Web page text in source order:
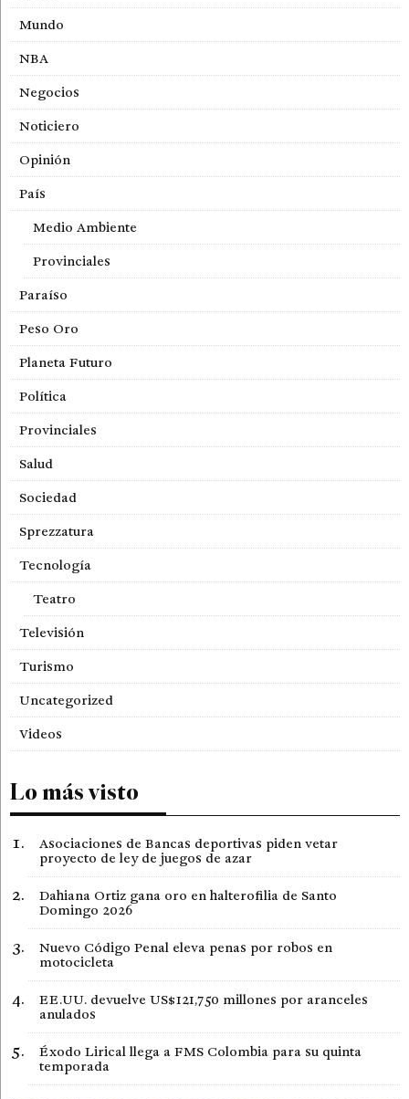
Mundo
NBA
Negocios
Noticiero
Opinión
País
Medio Ambiente
Provinciales
Paraíso
Peso Oro
Planeta Futuro
Política
Provinciales
Salud
Sociedad
Sprezzatura
Tecnología
Teatro
Televisión
Turismo
Uncategorized
Videos
Lo más visto
Asociaciones de Bancas deportivas piden vetar
proyecto de ley de juegos de azar
Dahiana Ortiz gana oro en halterofilia de Santo
Domingo 2026
Nuevo Código Penal eleva penas por robos en
motocicleta
EE.UU. devuelve US$121,750 millones por aranceles
anulados
Éxodo Lirical llega a FMS Colombia para su quinta
temporada